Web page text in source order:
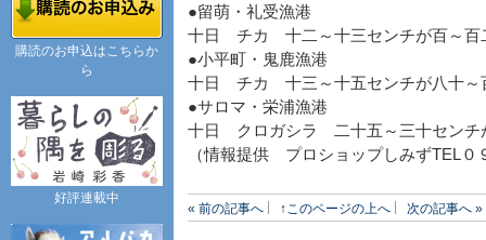
●留萌・礼受漁港
十日 チカ 十二～十三センチが百～百
●小平町・鬼鹿漁港
十日 チカ 十三～十五センチが八十～
●サロマ・栄浦漁港
十日 クロガシラ 二十五～三十センチ
（情報提供 プロショップしみずTEL
« 前の記事へ ↑このページの上へ 次の記事へ »
購読のお申込はこちらか
ら
好評連載中